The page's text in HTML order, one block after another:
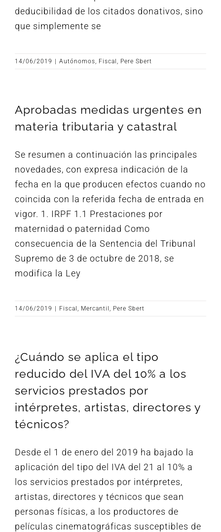
deducibilidad de los citados donativos, sino
que simplemente se
14/06/2019 Autónomos, Fiscal , Pere Sbert
Aprobadas medidas urgentes en
materia tributaria y catastral
Se resumen a continuación las principales
novedades, con expresa indicación de la
fecha en la que producen efectos cuando no
coincida con la referida fecha de entrada en
vigor. 1. IRPF 1.1 Prestaciones por
maternidad o paternidad Como
consecuencia de la Sentencia del Tribunal
Supremo de 3 de octubre de 2018, se
modifica la Ley
14/06/2019 Fiscal , Mercantil , Pere Sbert
¿Cuándo se aplica el tipo
reducido del IVA del 10% a los
servicios prestados por
intérpretes, artistas, directores y
técnicos?
Desde el 1 de enero del 2019 ha bajado la
aplicación del tipo del IVA del 21 al 10% a
los servicios prestados por intérpretes,
artistas, directores y técnicos que sean
personas físicas, a los productores de
películas cinematográficas susceptibles de